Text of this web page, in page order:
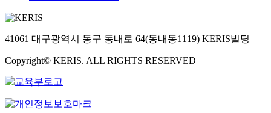
41061 대구광역시 동구 동내로 64(동내동1119) KERIS빌딩
Copyright© KERIS. ALL RIGHTS RESERVED